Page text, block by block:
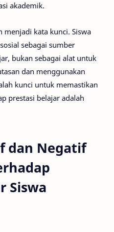
akademik.
menjadi kata kunci. Siswa
sebagai sumber
bukan sebagai alat untuk
dan menggunakan
kunci untuk memastikan
prestasi belajar adalah
dan Negatif
Siswa